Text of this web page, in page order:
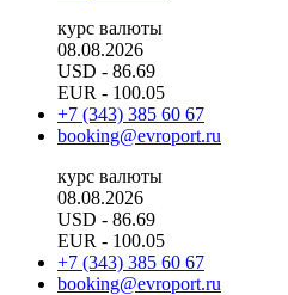
курс валюты
08.08.2026
USD - 86.69
EUR - 100.05
+7 (343) 385 60 67
booking@evroport.ru
курс валюты
08.08.2026
USD - 86.69
EUR - 100.05
+7 (343) 385 60 67
booking@evroport.ru